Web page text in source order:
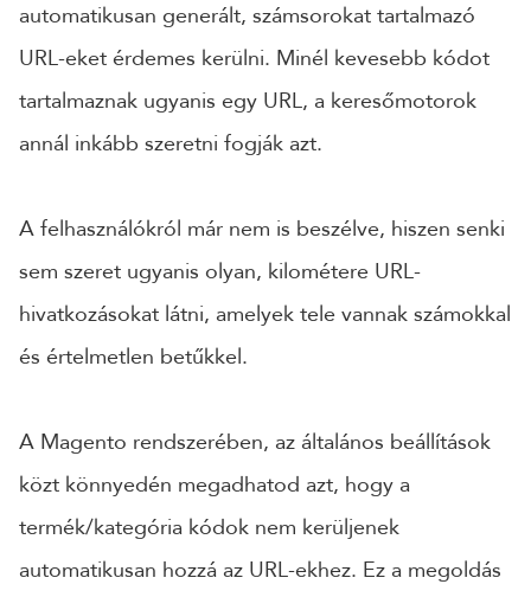
automatikusan generált, számsorokat tartalmazó
URL-eket érdemes kerülni. Minél kevesebb kódot
tartalmaznak ugyanis egy URL, a keresőmotorok
annál inkább szeretni fogják azt.
A felhasználókról már nem is beszélve, hiszen senki
sem szeret ugyanis olyan, kilométere URL-
hivatkozásokat látni, amelyek tele vannak számokkal
és értelmetlen betűkkel.
A Magento rendszerében, az általános beállítások
közt könnyedén megadhatod azt, hogy a
termék/kategória kódok nem kerüljenek
automatikusan hozzá az URL-ekhez. Ez a megoldás